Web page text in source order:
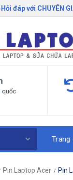
Hỏi đáp với CHUYÊN
quốc
Trang
Pin Laptop Acer Pin